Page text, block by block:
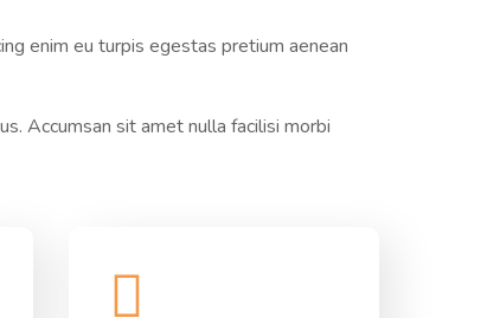
enim eu turpis egestas pretium aenean
Accumsan sit amet nulla facilisi morbi